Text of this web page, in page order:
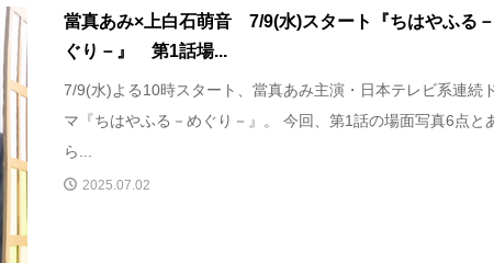
當真あみ×上白石萌音 7/9(水)スタート『ちはやふる
ぐり－』 第1話場...
7/9(水)よる10時スタート、當真あみ主演・日本テレビ系連続
マ『ちはやふる－めぐり－』。 今回、第1話の場面写真6点と
ら...
2025.07.02